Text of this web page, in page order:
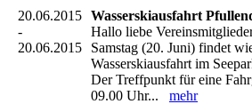
20.06.2015
-
20.06.2015
Wasserskiausfahrt
Hallo liebe
Samstag (20. Juni) findet
Wasserskiausfahrt im
Der Treffpunkt für eine
09.00 Uhr... mehr